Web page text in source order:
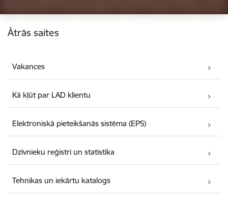
Kājene
Ātrās saites
Vakances
Kā kļūt par LAD klientu
Elektroniskā pieteikšanās sistēma (EPS)
Dzīvnieku reģistri un statistika
Tehnikas un iekārtu katalogs